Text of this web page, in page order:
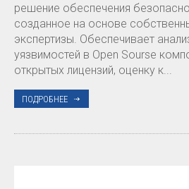
решение обеспечения
созданное на основе
экспертизы. Обеспечивает
уязвимостей в Open Sourse
открытых лицензий, оценку к...
ПОДРОБНЕЕ